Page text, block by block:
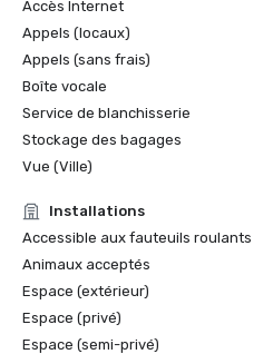
Accès Internet
Appels (locaux)
Appels (sans frais)
Boîte vocale
Service de blanchisserie
Stockage des bagages
Vue (Ville)
Installations
Accessible aux fauteuils roulants
Animaux acceptés
Espace (extérieur)
Espace (privé)
Espace (semi-privé)